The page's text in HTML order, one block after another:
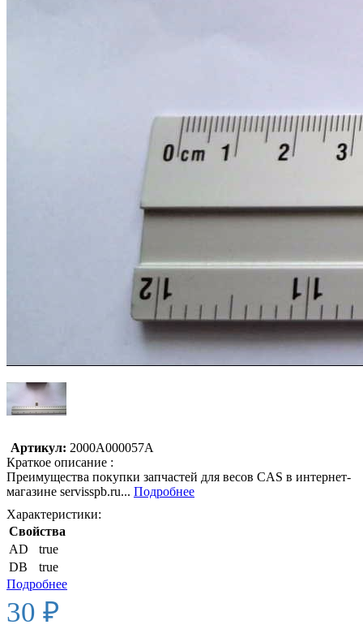
Артикул: 2000A000057A
Краткое описание :
Преимущества покупки запчастей для весов CAS в интернет-
магазине servisspb.ru... Подробнее
Характеристики:
Свойства
AD
true
DB
true
Подробнее
30 ₽